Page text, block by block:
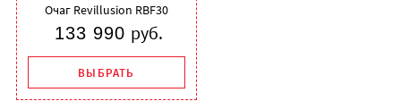
Очаг Revillusion RBF30
133 990 руб.
ВЫБРАТЬ